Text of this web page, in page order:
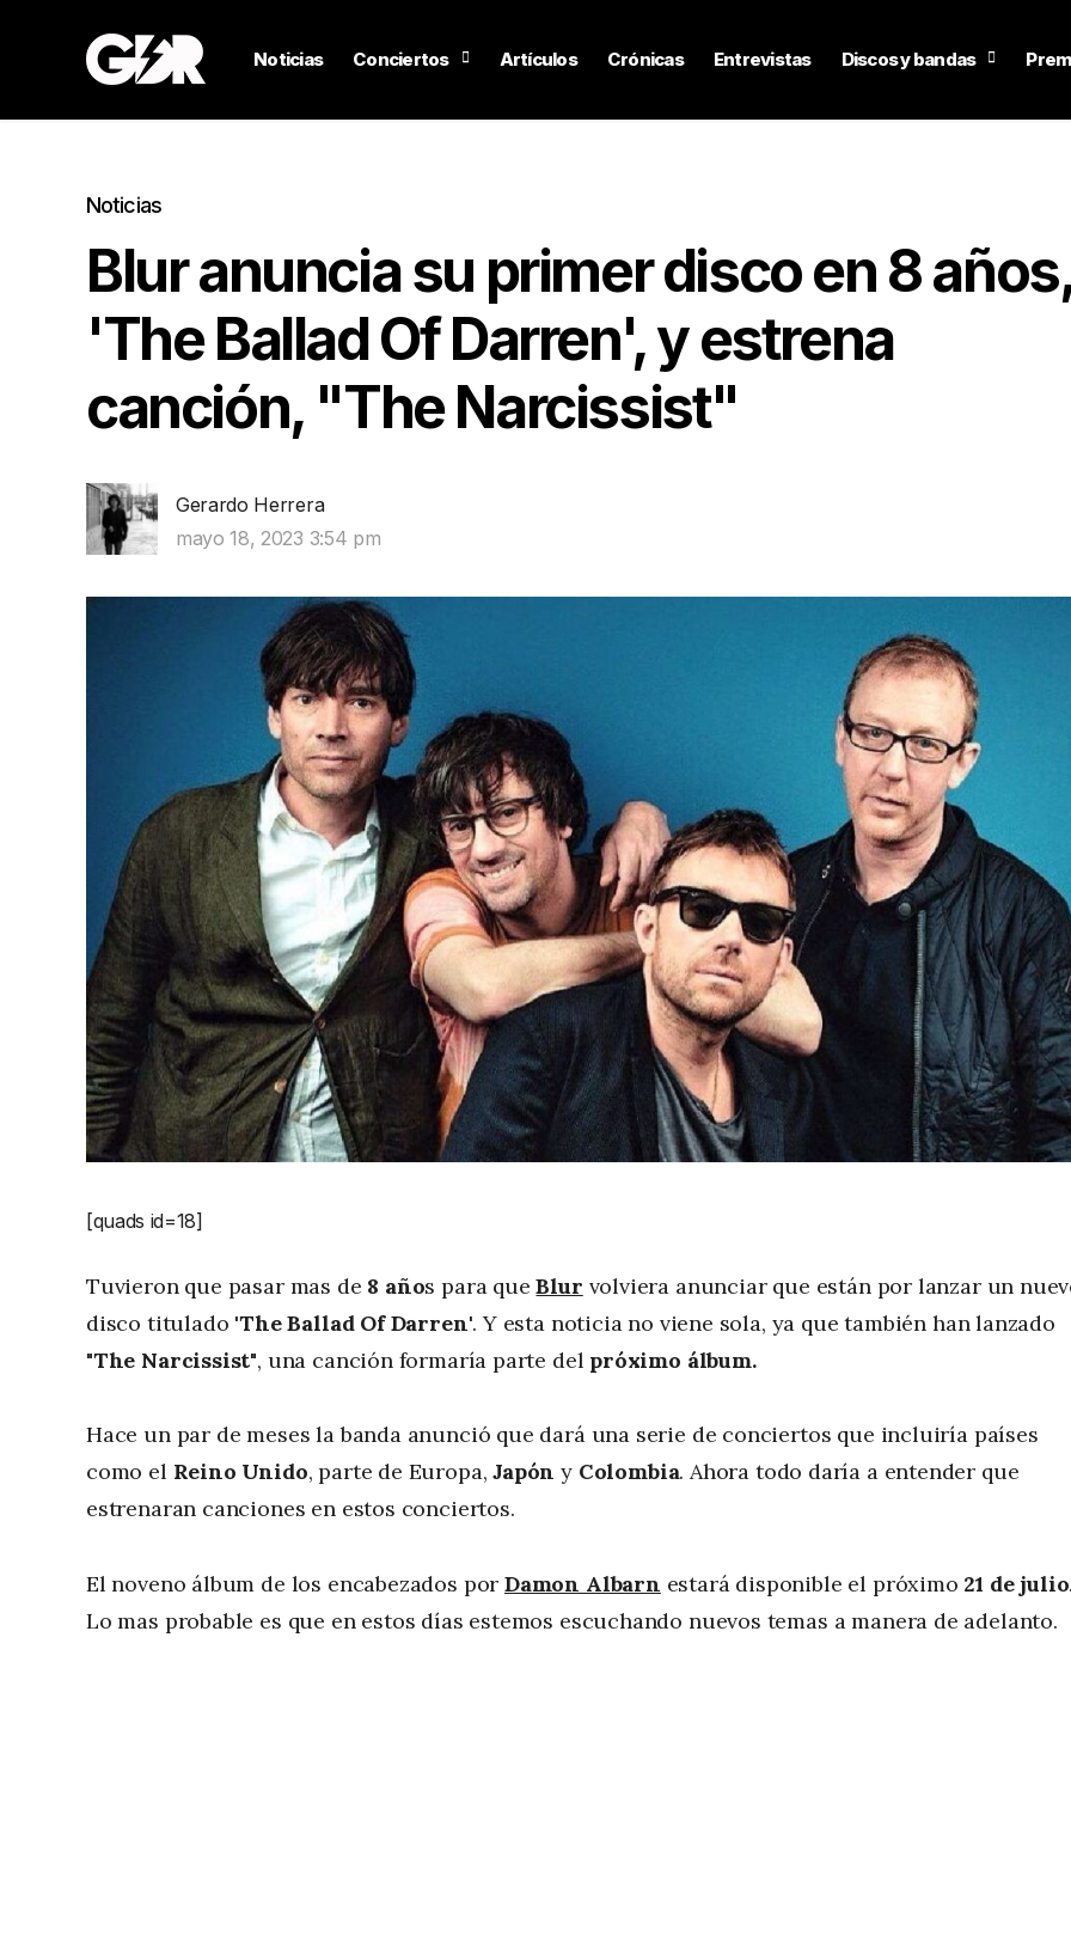
Noticias Conciertos Artículos Crónicas Entrevistas Discos y bandas
Noticias
Blur anuncia su primer disco en 8
'The Ballad Of Darren', y estrena
canción, "The Narcissist"
Gerardo Herrera
mayo 18, 2023 3:54 pm
[quads id=18]
Tuvieron que pasar mas de 8 años para queBlur volviera anunciar que están por lanzar un
disco titulado 'The Ballad Of Darren'. Y esta noticia no viene sola, ya que también han lanzado
"The Narcissist", una canción formaría parte del próximo álbum.
Hace un par de meses la banda anunció que dará una serie de conciertos que incluiría países
como el Reino Unido, parte de Europa,Japón y Colombia. Ahora todo daría a entender que
estrenaran canciones en estos conciertos.
El noveno álbum de los encabezados por Damon Albarn estará disponible el próximo 21 de julio
Lo mas probable es que en estos días estemos escuchando nuevos temas a manera de adelanto.